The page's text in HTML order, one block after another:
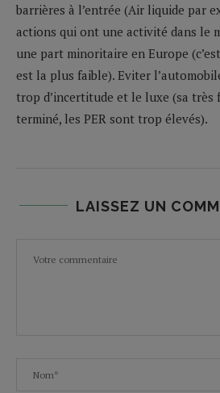
barrières à l’entrée (Air liquide par
actions qui ont une activité dans le
une part minoritaire en Europe
est la plus faible). Eviter
trop d’incertitude et le luxe (sa très
terminé, les PER sont trop élevés).
LAISSEZ UN